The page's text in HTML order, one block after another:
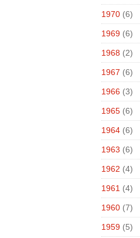
1970 (6)
1969 (6)
1968 (2)
1967 (6)
1966 (3)
1965 (6)
1964 (6)
1963 (6)
1962 (4)
1961 (4)
1960 (7)
1959 (5)